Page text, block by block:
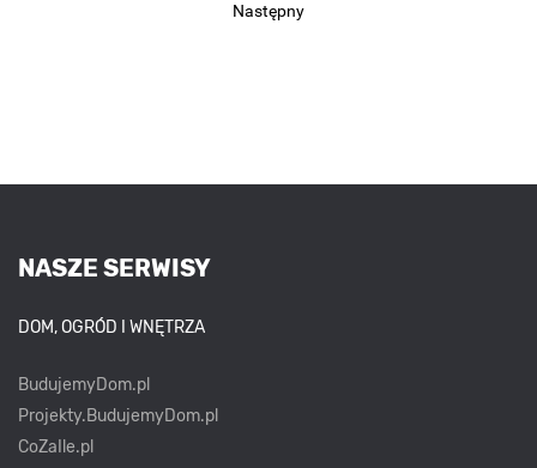
Następny
NASZE SERWISY
DOM, OGRÓD I WNĘTRZA
BudujemyDom.pl
Projekty.BudujemyDom.pl
CoZaIle.pl